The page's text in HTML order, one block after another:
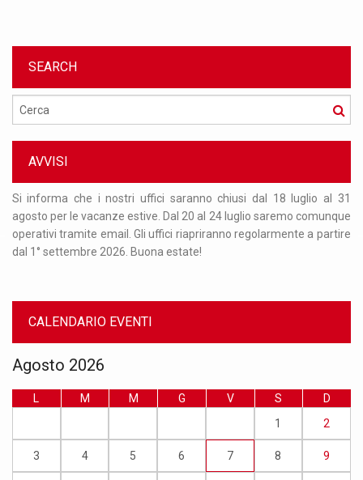
SEARCH
Cerca
AVVISI
dal 18 luglio al 31
luglio saremo comunque
regolarmente a partire
Orario di apertura uffici: dal lunedì al
recarsi presso gli uffici è necessario
mandando una mail a
numero 02/50321675.
CALENDARIO EVENTI
Agosto 2026
L M M G V S
D
1
2
3 4 5 6 7 8 9